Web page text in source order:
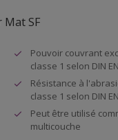
Mat SF
Pouvoir couvrant
classe 1 selon DIN
Résistance à
classe 1 selon DIN
Peut être utilisé
multicouche